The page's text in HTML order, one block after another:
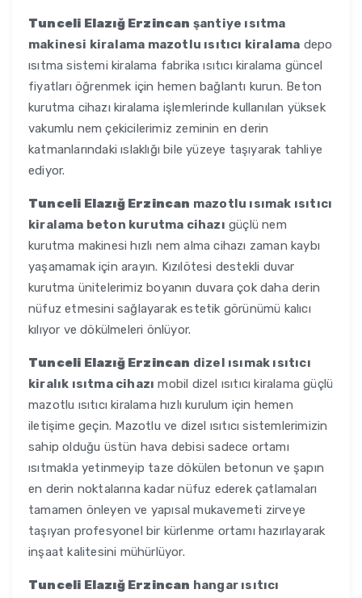
Tunceli Elazığ Erzincan şantiye ısıtma
makinesi kiralama mazotlu ısıtıcı kiralama depo
ısıtma sistemi kiralama fabrika ısıtıcı kiralama güncel
fiyatları öğrenmek için hemen bağlantı kurun. Beton
kurutma cihazı kiralama işlemlerinde kullanılan yüksek
vakumlu nem çekicilerimiz zeminin en derin
katmanlarındaki ıslaklığı bile yüzeye taşıyarak tahliye
ediyor.
Tunceli Elazığ Erzincan mazotlu ısımak ısıtıcı
kiralama beton kurutma cihazı güçlü nem
kurutma makinesi hızlı nem alma cihazı zaman kaybı
yaşamamak için arayın. Kızılötesi destekli duvar
kurutma ünitelerimiz boyanın duvara çok daha derin
nüfuz etmesini sağlayarak estetik görünümü kalıcı
kılıyor ve dökülmeleri önlüyor.
Tunceli Elazığ Erzincan dizel ısımak ısıtıcı
kiralık ısıtma cihazı mobil dizel ısıtıcı kiralama güçlü
mazotlu ısıtıcı kiralama hızlı kurulum için hemen
iletişime geçin. Mazotlu ve dizel ısıtıcı sistemlerimizin
sahip olduğu üstün hava debisi sadece ortamı
ısıtmakla yetinmeyip taze dökülen betonun ve şapın
en derin noktalarına kadar nüfuz ederek çatlamaları
tamamen önleyen ve yapısal mukavemeti zirveye
taşıyan profesyonel bir kürlenme ortamı hazırlayarak
inşaat kalitesini mühürlüyor.
Tunceli Elazığ Erzincan hangar ısıtıcı